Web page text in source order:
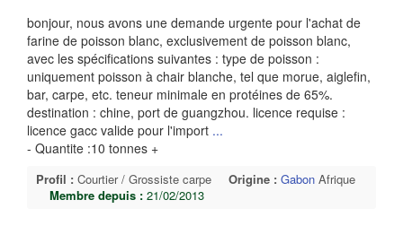
bonjour, nous avons une demande urgente pour l'achat de
farine de poisson blanc, exclusivement de poisson blanc,
avec les spécifications suivantes : type de poisson :
uniquement poisson à chair blanche, tel que morue, aiglefin,
bar, carpe, etc. teneur minimale en protéines de 65%.
destination : chine, port de guangzhou. licence requise :
licence gacc valide pour l'import ...
- Quantite :10 tonnes +
Profil : Courtier / Grossiste carpe Origine : Gabon Afrique
Membre depuis : 21/02/2013